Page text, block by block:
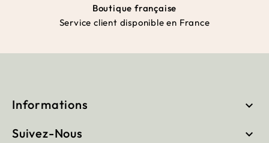
Boutique française
Service client disponible en France
Informations 
Suivez-Nous 